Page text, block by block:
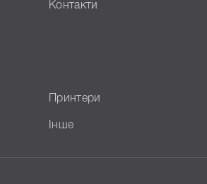
Контакти
Принтери
Інше